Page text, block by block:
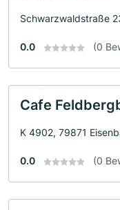
Schwarzwaldstraße
0.0 (0
Cafe
K 4902, 79871
0.0 (0